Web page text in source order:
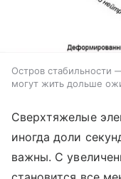
Остров стабильности
могут жить дольше
Сверхтяжелые
иногда доли
важны. С